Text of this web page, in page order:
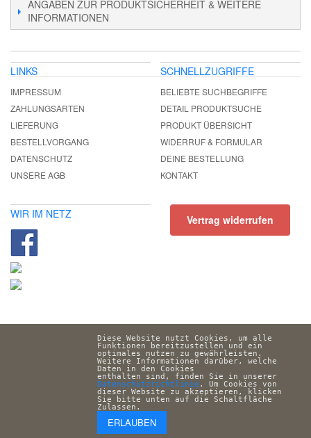
ANGABEN ZUR PRODUKTSICHERHEIT & WEITERE
INFORMATIONEN
LINKS
IMPRESSUM
ZAHLUNGSARTEN
LIEFERUNG
BESTELLVORGANG
DATENSCHUTZ
UNSERE AGB
SCHNELLZUGRIFFE
BELIEBTE SUCHBEGRIFFE
DETAIL PRODUKTSUCHE
PRODUKT ÜBERSICHT
WIDERRUF & FORMULAR
DEINE BESTELLUNG
KONTAKT
WIR IM NETZ Vertrag widerrufen
Diese Website nutzt Cookies, um alle
Funktionen bereitzustellen und ein
optimales nutzen zu gewährleisten.
Weitere Informationen darüber, welche
Daten in den Cookies
Datenschutzrichtlinie . Um Cookies von
dieser Website zu akzeptieren, klicken
Sie bitte unten auf die Schaltfläche
Zulassen.
ERLAUBEN